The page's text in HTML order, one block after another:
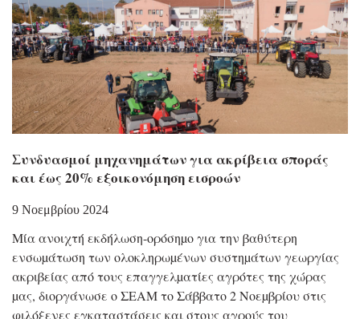
Συνδυασμοί μηχανημάτων για ακρίβεια σποράς
και έως 20% εξοικονόμηση εισροών
9 Νοεμβρίου 2024
Μία ανοιχτή εκδήλωση-ορόσηµο για την βαθύτερη
ενσωµάτωση των ολοκληρωµένων συστηµάτων γεωργίας
ακριβείας από τους επαγγελµατίες αγρότες της χώρας
µας, διοργάνωσε ο ΣΕΑΜ το Σάββατο 2 Νοεµβρίου στις
φιλόξενες εγκαταστάσεις και στους αγρούς του